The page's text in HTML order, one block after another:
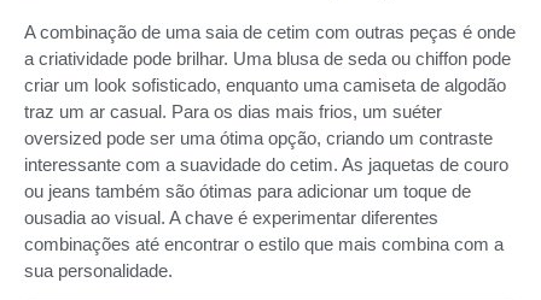
A combinação de uma saia de cetim com outras peças é onde
a criatividade pode brilhar. Uma blusa de seda ou chiffon pode
criar um look sofisticado, enquanto uma camiseta de algodão
traz um ar casual. Para os dias mais frios, um suéter
oversized pode ser uma ótima opção, criando um contraste
interessante com a suavidade do cetim. As jaquetas de couro
ou jeans também são ótimas para adicionar um toque de
ousadia ao visual. A chave é experimentar diferentes
combinações até encontrar o estilo que mais combina com a
sua personalidade.